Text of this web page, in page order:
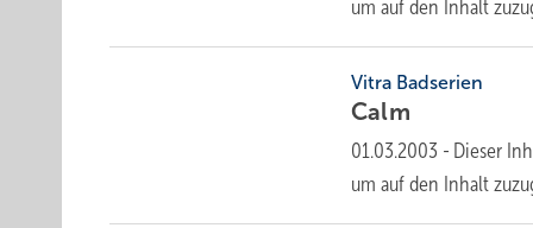
um auf den Inhalt
Vitra Badserien
Calm
01.03.2003 - Dieser
um auf den Inhalt